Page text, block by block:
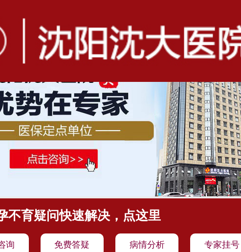
不育疑问快速解决，点这里
询 免费答疑 病情分析 专家挂号